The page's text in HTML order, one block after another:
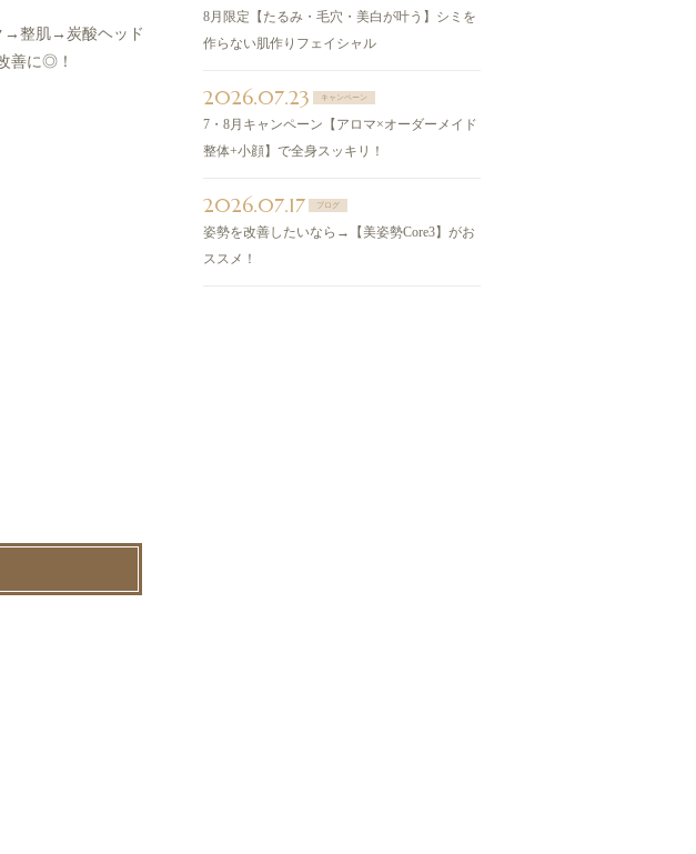
→整肌→炭酸ヘッド
善に◎！
8月限定【たるみ・毛穴・美白が叶う】シミを
作らない肌作りフェイシャル
2026.07.23 キャンペーン
7・8月キャンペーン【アロマ×オーダーメイド
整体+小顔】で全身スッキリ！
2026.07.17 ブログ
姿勢を改善したいなら→【美姿勢Core3】がお
ススメ！